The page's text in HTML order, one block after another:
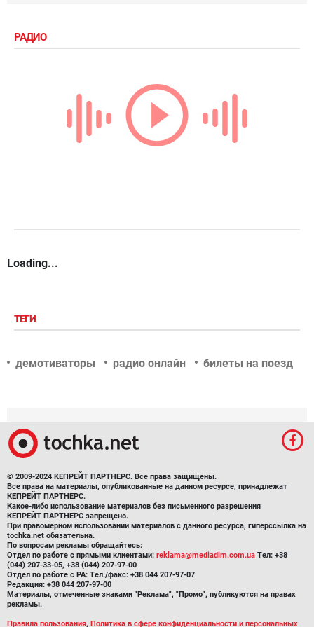
РАДИО
Loading...
ТЕГИ
демотиваторы радио онлайн билеты на поезд
© 2009-2024 КЕПРЕЙТ ПАРТНЕРС. Все права защищены.
Все права на материалы, опубликованные на данном ресурсе, принадлежат
КЕПРЕЙТ ПАРТНЕРС.
Какое-либо использование материалов без письменного разрешения
КЕПРЕЙТ ПАРТНЕРС запрещено.
При правомерном использовании материалов с данного ресурса, гиперссылка на
tochka.net обязательна.
По вопросам рекламы обращайтесь:
Отдел по работе с прямыми клиентами: reklama@mediadim.com.ua Тел: +38
(044) 207-33-05, +38 (044) 207-97-00
Отдел по работе с РА: Тел./факс: +38 044 207-97-07
Редакция: +38 044 207-97-00
Материалы, отмеченные знаками "Реклама", "Промо", публикуются на правах
рекламы.
Правила пользования, Политика в сфере конфиденциальности и персональных